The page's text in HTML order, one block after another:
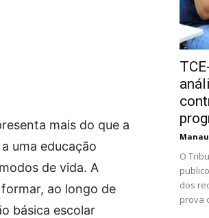
mais do que a
uma educação
de vida. A
ao longo de
básica escolar
O
dos
prova